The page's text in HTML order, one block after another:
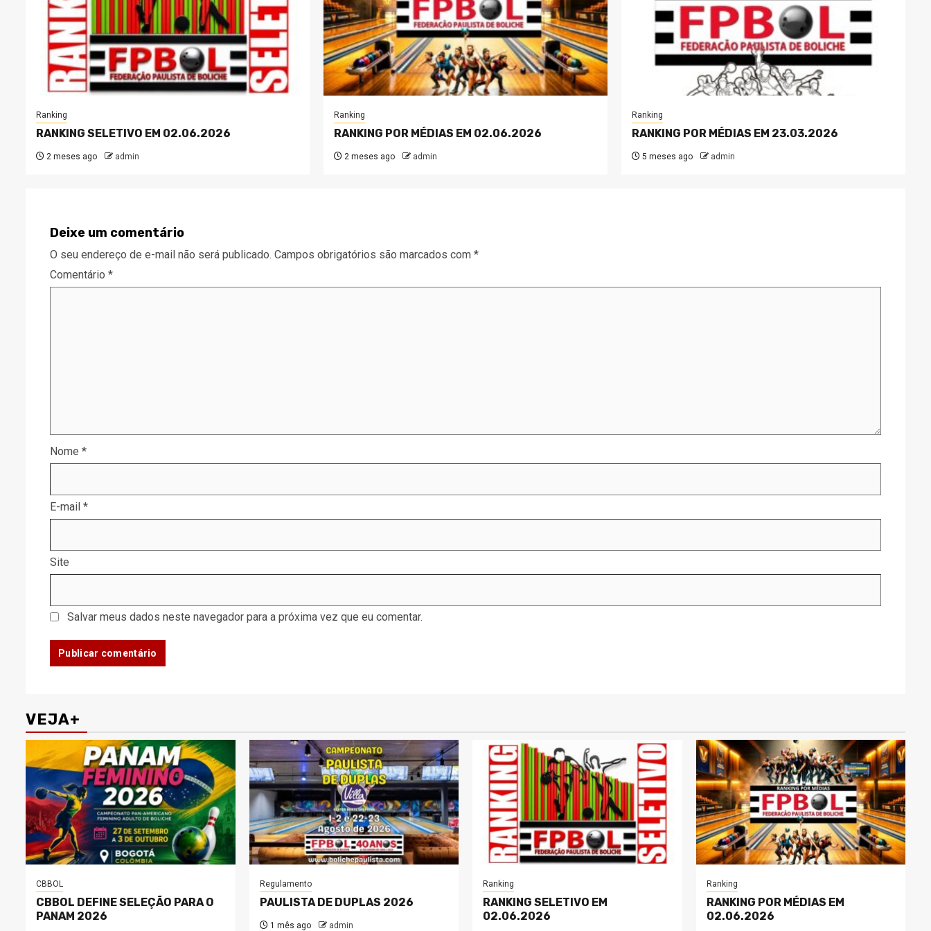
Ranking
RANKING SELETIVO EM 02.06.2026
2 meses ago admin
Ranking
RANKING POR MÉDIAS EM 02.06.2026
2 meses ago admin
Ranking
RANKING POR MÉDIAS EM 23.03.2026
5 meses ago admin
Deixe um comentário
O seu endereço de e-mail não será publicado. Campos obrigatórios são marcados com *
Comentário *
Nome *
E-mail *
Site
Salvar meus dados neste navegador para a próxima vez que eu comentar.
VEJA+
CBBOL
CBBOL DEFINE SELEÇÃO PARA O
PANAM 2026
Regulamento
PAULISTA DE DUPLAS 2026
1 mês ago admin
Ranking
RANKING SELETIVO EM
02.06.2026
Ranking
RANKING POR MÉDIAS EM
02.06.2026